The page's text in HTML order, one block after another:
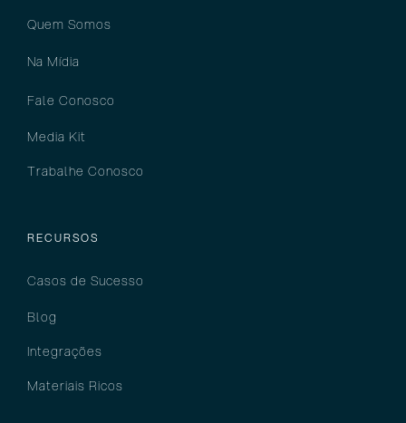
Quem Somos
Na Mídia
Fale Conosco
Media Kit
Trabalhe Conosco
RECURSOS
Casos de Sucesso
Blog
Integrações
Materiais Ricos